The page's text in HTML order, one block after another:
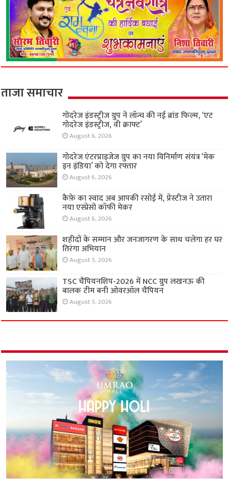
ताजा समाचार
गोदरेज इंडस्ट्रीज ग्रुप ने लॉन्च की नई ब्रांड फिल्म, ‘एट
गोदरेज इंडस्ट्रीज, वी क्राफ्ट’
August 6, 2026
गोदरेज एंटरप्राइजेज ग्रुप का नया विनिर्माण संयंत्र ‘मेक
इन इंडिया’ को देगा रफ्तार
August 6, 2026
कैफ़े का स्वाद अब आपकी रसोई में, प्रेस्टीज ने उतारा
नया एस्प्रेसो कॉफी मेकर
August 6, 2026
शहीदों के सम्मान और जनजागरण के साथ चलेगा हर घर
तिरंगा अभियान
August 5, 2026
TSC चैंपियनशिप-2026 में NCC ग्रुप लखनऊ की
बालक टीम बनी ओवरऑल चैंपियन
August 5, 2026